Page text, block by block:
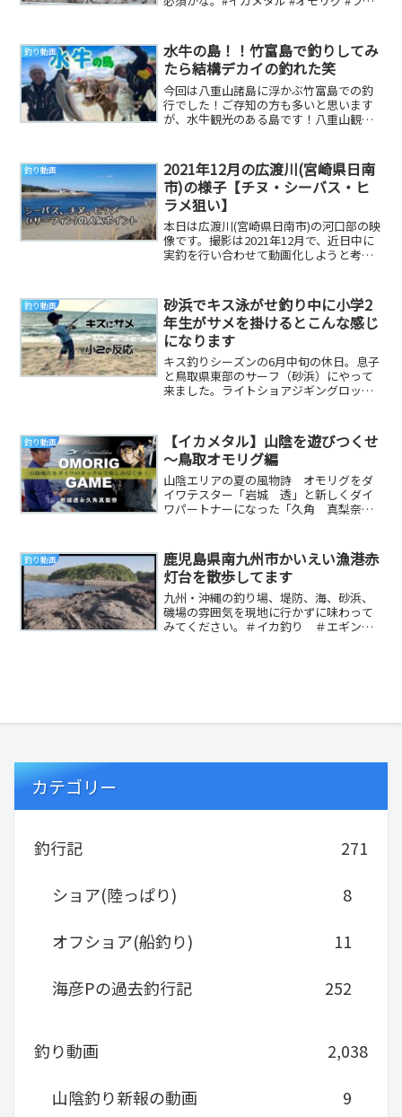
釣り動画
水牛の島！！竹富島で釣りしてみ
たら結構デカイの釣れた笑
今回は八重山諸島に浮かぶ竹富島での釣
行でした！ご存知の方も多いと思います
が、水牛観光のある島です！八重山観光
釣り動画
2021年12月の広渡川(宮崎県日南
市)の様子【チヌ・シーバス・ヒ
ラメ狙い】
本日は広渡川(宮崎県日南市)の河口部の映
像です。撮影は2021年12月で、近日中に
実釣を行い合わせて動画化しようと考え
釣り動画
砂浜でキス泳がせ釣り中に小学2
年生がサメを掛けるとこんな感じ
になります
キス釣りシーズンの6月中旬の休日。息子
と鳥取県東部のサーフ（砂浜）にやって
来ました。ライトショアジギングロッド
釣り動画
【イカメタル】山陰を遊びつくせ
～鳥取オモリグ編
山陰エリアの夏の風物詩 オモリグをダ
イワテスター「岩城 透」と新しくダイ
ワパートナーになった「久角 真梨奈」
釣り動画
鹿児島県南九州市かいえい漁港赤
灯台を散歩してます
九州・沖縄の釣り場、堤防、海、砂浜、
磯場の雰囲気を現地に行かずに味わって
みてください。＃イカ釣り ＃エギン
カテゴリー
釣行記
271
ショア(陸っぱり)
8
オフショア(船釣り)
11
海彦Pの過去釣行記
252
釣り動画
2,038
山陰釣り新報の動画
9